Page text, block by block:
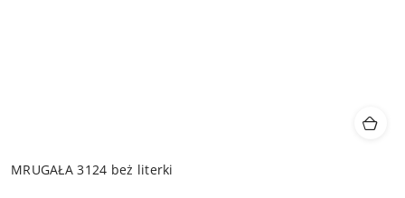
MRUGAŁA 3124 beż literki